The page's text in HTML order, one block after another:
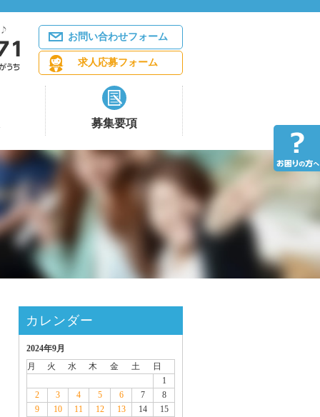
お問い合わせフォーム
求人応募フォーム
募集要項
カレンダー
2024年9月
月
火 水 木 金 土
日
1
2
3 4 5 6 7
8
9
10 11 12 13 14
15